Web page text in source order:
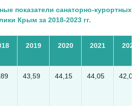
показатели санаторно-курортных
Крым за 2018-2023 гг.
2019 2020 2021 2022
43,59 44,15 44,05 42,0